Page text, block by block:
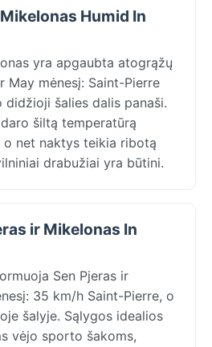
Humid In
yra apgaubta atogrąžų
May mėnesį: Saint-Pierre
didžioji šalies dalis panaši.
šiltą temperatūrą
o net naktys teikia ribotą
drabužiai yra būtini.
ir Mikelonas In
Sen Pjeras ir
35 km/h Saint-Pierre, o
šalyje. Sąlygos idealios
vėjo sporto šakoms,